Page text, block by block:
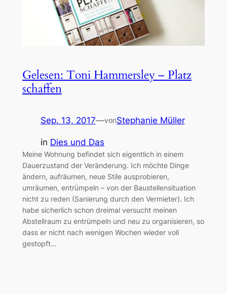
Gelesen: Toni Hammersley – Platz
schaffen
Sep. 13, 2017—vonStephanie Müller
in Dies und Das
Meine Wohnung befindet sich eigentlich in einem
Dauerzustand der Veränderung. Ich möchte Dinge
ändern, aufräumen, neue Stile ausprobieren,
umräumen, entrümpeln – von der Baustellensituation
nicht zu reden (Sanierung durch den Vermieter). Ich
habe sicherlich schon dreimal versucht meinen
Abstellraum zu entrümpeln und neu zu organisieren, so
dass er nicht nach wenigen Wochen wieder voll
gestopft…